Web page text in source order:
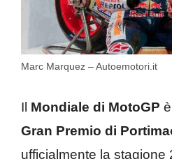
Marc Marquez – Autoemotori.it
Il Mondiale di MotoGP
Gran Premio di
ufficialmente la stagione